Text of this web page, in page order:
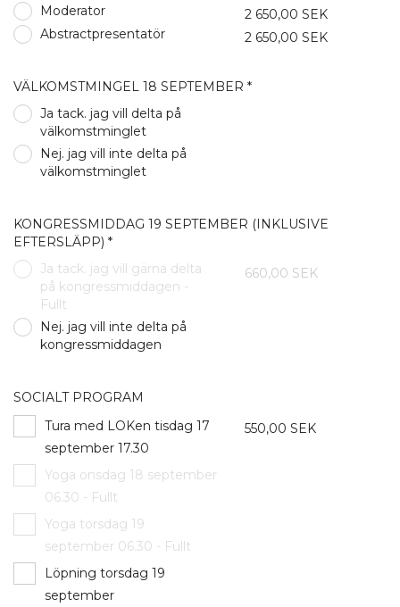
Moderator
2 650,00 SEK
Abstractpresentatör
2 650,00 SEK
VÄLKOMSTMINGEL 18 SEPTEMBER *
Ja tack. jag vill delta på
välkomstminglet
Nej. jag vill inte delta på
välkomstminglet
KONGRESSMIDDAG 19 SEPTEMBER (INKLUSIVE
EFTERSLÄPP) *
Ja tack. jag vill gärna delta
på kongressmiddagen -
Fullt
660,00 SEK
Nej. jag vill inte delta på
kongressmiddagen
SOCIALT PROGRAM
Tura med LOKen tisdag 17
september 17.30
550,00 SEK
Yoga onsdag 18 september
06.30 - Fullt
Yoga torsdag 19
september 06.30 - Fullt
Löpning torsdag 19
september